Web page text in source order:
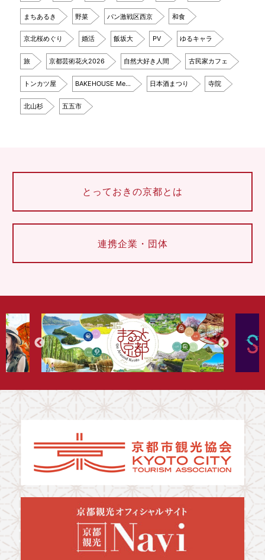
まちあるき 野菜 パン激戦区西京 和食
京北桜めぐり 婚活 飯坂大 PV ゆるキャラ
旅 京都芸術花火2026 自然大好き人間 古民家カフェ
トンカツ屋 BAKEHOUSE Me… 日本酒まつり 寺院
北山杉 五五市
とっておきの京都とは
連携企業・団体